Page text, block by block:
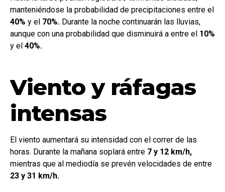
manteniéndose la probabilidad de precipitaciones entre el
40% y el 70%. Durante la noche continuarán las lluvias,
aunque con una probabilidad que disminuirá a entre el 10%
y el 40%.
Viento y ráfagas
intensas
El viento aumentará su intensidad con el correr de las
horas. Durante la mañana soplará entre 7 y 12 km/h,
mientras que al mediodía se prevén velocidades de entre
23 y 31 km/h.